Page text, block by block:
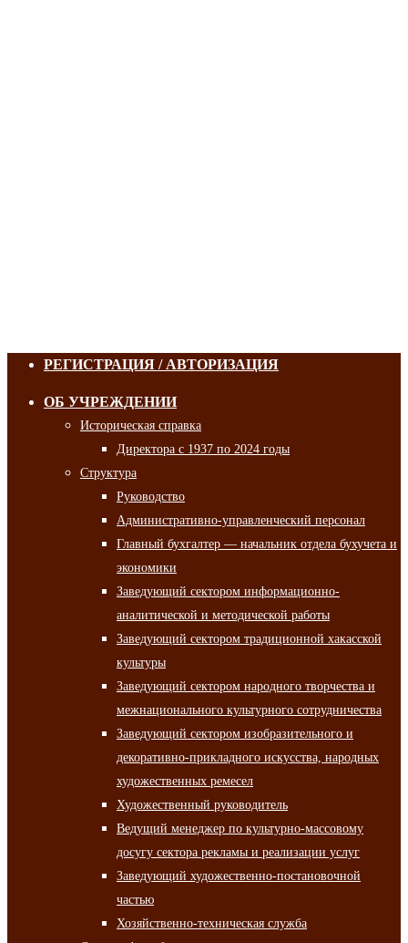
РЕГИСТРАЦИЯ / АВТОРИЗАЦИЯ
ОБ УЧРЕЖДЕНИИ
Историческая справка
Директора с 1937 по 2024 годы
Структура
Руководство
Административно-управленческий персонал
Главный бухгалтер — начальник отдела бухучета и
экономики
Заведующий сектором информационно-
аналитической и методической работы
Заведующий сектором традиционной хакасской
культуры
Заведующий сектором народного творчества и
межнационального культурного сотрудничества
Заведующий сектором изобразительного и
декоративно-прикладного искусства, народных
художественных ремесел
Художественный руководитель
Ведущий менеджер по культурно-массовому
досугу сектора рекламы и реализации услуг
Заведующий художественно-постановочной
частью
Хозяйственно-техническая служба